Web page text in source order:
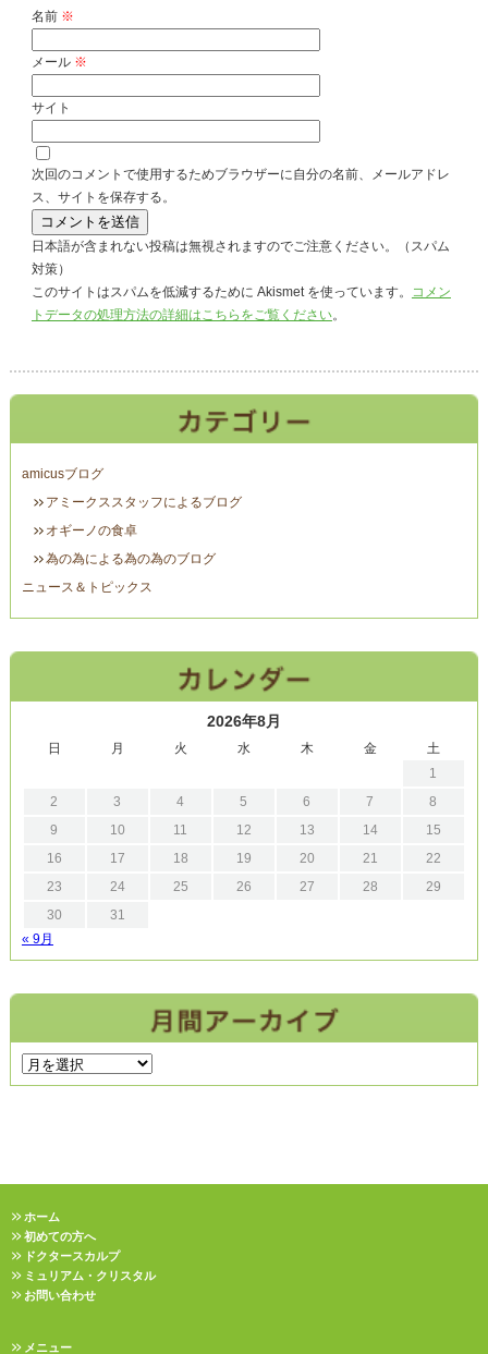
名前 ※
メール ※
サイト
次回のコメントで使用するためブラウザーに自分の名前、メールアドレ
ス、サイトを保存する。
日本語が含まれない投稿は無視されますのでご注意ください。（スパム
対策）
このサイトはスパムを低減するために Akismet を使っています。 コメン
トデータの処理方法の詳細はこちらをご覧ください。
amicusブログ
アミークススタッフによるブログ
オギーノの食卓
為の為による為の為のブログ
ニュース＆トピックス
2026年8月
日 月 火 水 木 金
土
1
2
3 4 5 6 7
8
9
10 11 12 13 14
15
16
17 18 19 20 21
22
23
24 25 26 27 28
29
30
31
« 9月
ホーム
初めての方へ
ドクタースカルプ
ミュリアム・クリスタル
お問い合わせ
メニュー